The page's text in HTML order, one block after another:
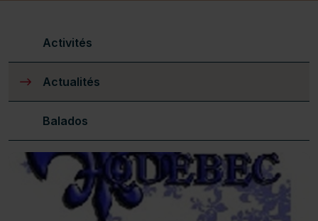
Activités
Actualités
(actuellement sélectionné)
Balados